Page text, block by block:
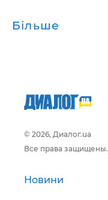
Більше
© 2026, Диалог.ua
Все права защищены.
Новини